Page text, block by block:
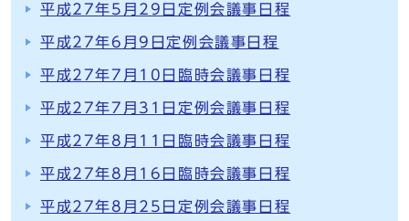
平成27年5月29日定例会議事日程
平成27年6月9日定例会議事日程
平成27年7月10日臨時会議事日程
平成27年7月31日定例会議事日程
平成27年8月11日臨時会議事日程
平成27年8月16日臨時会議事日程
平成27年8月25日定例会議事日程